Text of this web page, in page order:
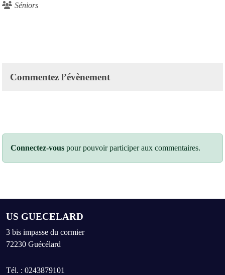
Séniors
Commentez l’évènement
Connectez-vous pour pouvoir participer aux commentaires.
US GUECELARD
3 bis impasse du cormier
72230 Guécélard
Tél. : 0243879101